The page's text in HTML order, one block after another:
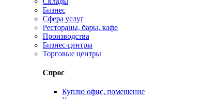
Бизнес
Сфера услуг
Рестораны, бары, кафе
Производства
Бизнес-центры
Торговые центры
Спрос
Куплю офис, помещение